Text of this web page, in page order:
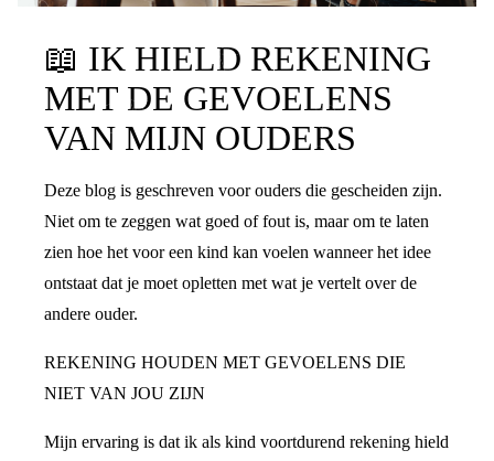
📖 IK HIELD REKENING
MET DE GEVOELENS
VAN MIJN OUDERS
Deze blog is geschreven voor ouders die gescheiden zijn.
Niet om te zeggen wat goed of fout is, maar om te laten
zien hoe het voor een kind kan voelen wanneer het idee
ontstaat dat je moet opletten met wat je vertelt over de
andere ouder.
REKENING HOUDEN MET GEVOELENS DIE
NIET VAN JOU ZIJN
Mijn ervaring is dat ik als kind voortdurend rekening hield